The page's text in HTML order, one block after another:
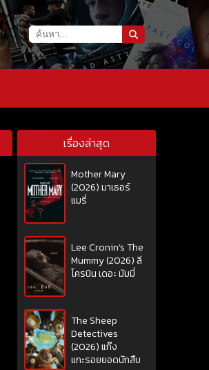
เรื่องล่าสุด
Mother Mary
(2026) มาเธอร์
แมรี่
Lee Cronin’s The
Mummy (2026) ลี
โครนิน เดอะ มัมมี่
The Sheep
Detectives
(2026) แก๊ง
แกะรอยยอดนักสืบ